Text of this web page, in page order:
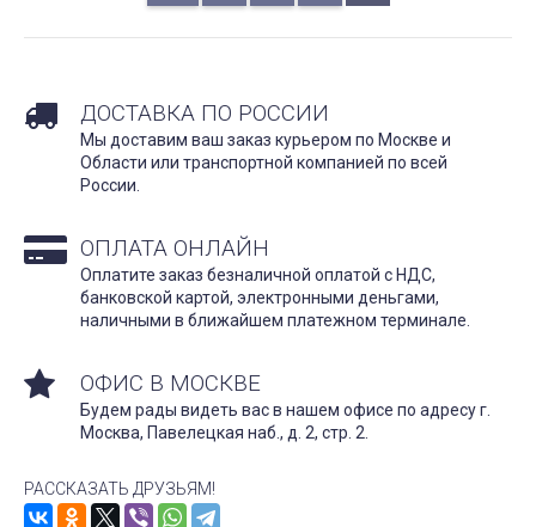
ДОСТАВКА ПО РОССИИ
Мы доставим ваш заказ курьером по Москве и
Области или транспортной компанией по всей
России.
ОПЛАТА ОНЛАЙН
Оплатите заказ безналичной оплатой с НДС,
банковской картой, электронными деньгами,
наличными в ближайшем платежном терминале.
ОФИС В МОСКВЕ
Будем рады видеть вас в нашем офисе по адресу г.
Москва, Павелецкая наб., д. 2, стр. 2.
РАССКАЗАТЬ ДРУЗЬЯМ!